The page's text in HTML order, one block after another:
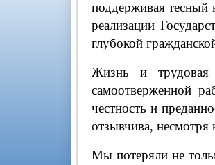
поддерживая тесный
реализации
глубокой
Жизнь и трудовая
самоотверженной
честность и
отзывчива,
Мы потеряли не